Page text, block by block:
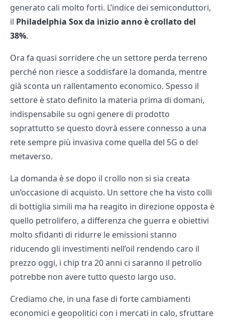
generato cali molto forti. L’indice dei semiconduttori,
il Philadelphia Sox da inizio anno è crollato del
38%.
Ora fa quasi sorridere che un settore perda terreno
perché non riesce a soddisfare la domanda, mentre
già sconta un rallentamento economico. Spesso il
settore è stato definito la materia prima di domani,
indispensabile su ogni genere di prodotto
soprattutto se questo dovrà essere connesso a una
rete sempre più invasiva come quella del 5G o del
metaverso.
La domanda è se dopo il crollo non si sia creata
un’occasione di acquisto. Un settore che ha visto colli
di bottiglia simili ma ha reagito in direzione opposta è
quello petrolifero, a differenza che guerra e obiettivi
molto sfidanti di ridurre le emissioni stanno
riducendo gli investimenti nell’oil rendendo caro il
prezzo oggi, i chip tra 20 anni ci saranno il petrolio
potrebbe non avere tutto questo largo uso.
Crediamo che, in una fase di forte cambiamenti
economici e geopolitici con i mercati in calo, sfruttare